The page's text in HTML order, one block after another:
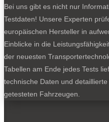
Bei uns gibt es nicht nur
Testdaten! Unsere Experten
europäischen Hersteller in
Einblicke in die
der neuesten
Tabellen am Ende jedes Tests
technische Daten und
getesteten Fahrzeugen.